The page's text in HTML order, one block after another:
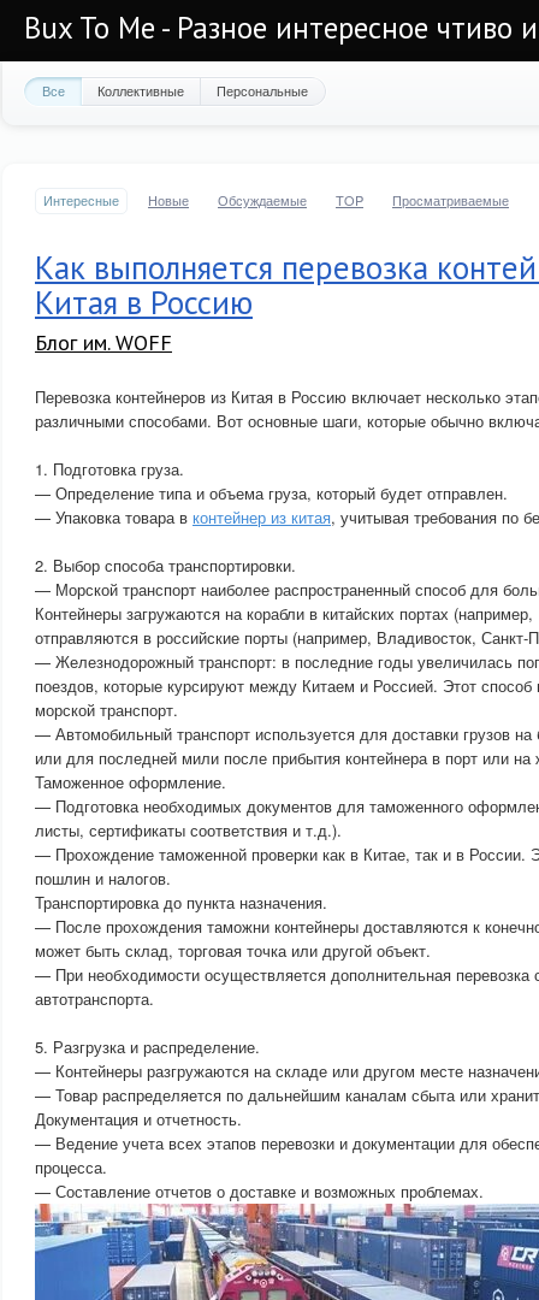
Bux To Me - Разное интересное чтиво
Все Коллективные Персональные
Интересные Новые Обсуждаемые TOP Просматриваемые
Как выполняется перевозка
Китая в Россию
Блог им. WOFF
Перевозка контейнеров из Китая в Россию включает несколько
различными способами. Вот основные шаги, которые обычно
1. Подготовка груза.
— Определение типа и объема груза, который будет отправлен.
— Упаковка товара в контейнер из китая, учитывая требования по
2. Выбор способа транспортировки.
— Морской транспорт наиболее распространенный способ для
Контейнеры загружаются на корабли в китайских портах
отправляются в российские порты (например, Владивосток, Санкт-
— Железнодорожный транспорт: в последние годы увеличилась
поездов, которые курсируют между Китаем и Россией. Этот
морской транспорт.
— Автомобильный транспорт используется для доставки грузов на
или для последней мили после прибытия контейнера в порт или
Таможенное оформление.
— Подготовка необходимых документов для таможенного
листы, сертификаты соответствия и т.д.).
— Прохождение таможенной проверки как в Китае, так и в России.
пошлин и налогов.
Транспортировка до пункта назначения.
— После прохождения таможни контейнеры доставляются к
может быть склад, торговая точка или другой объект.
— При необходимости осуществляется дополнительная перевозка
автотранспорта.
5. Разгрузка и распределение.
— Контейнеры разгружаются на складе или другом месте
— Товар распределяется по дальнейшим каналам сбыта или
Документация и отчетность.
— Ведение учета всех этапов перевозки и документации для
процесса.
— Составление отчетов о доставке и возможных проблемах.